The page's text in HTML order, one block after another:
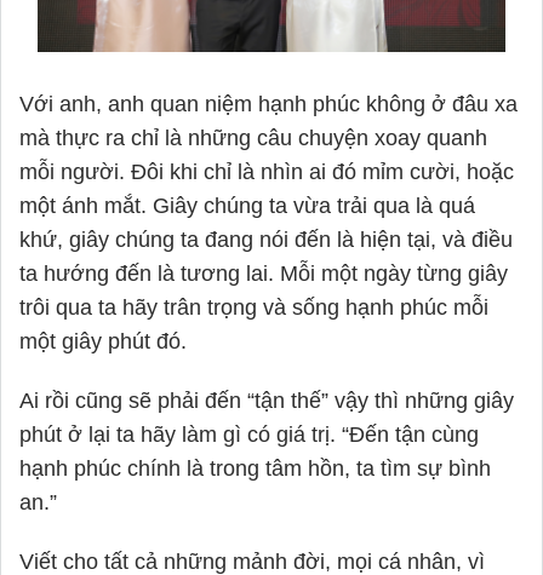
Với anh, anh quan niệm hạnh phúc không ở đâu xa
mà thực ra chỉ là những câu chuyện xoay quanh
mỗi người. Đôi khi chỉ là nhìn ai đó mỉm cười, hoặc
một ánh mắt. Giây chúng ta vừa trải qua là quá
khứ, giây chúng ta đang nói đến là hiện tại, và điều
ta hướng đến là tương lai. Mỗi một ngày từng giây
trôi qua ta hãy trân trọng và sống hạnh phúc mỗi
một giây phút đó.
Ai rồi cũng sẽ phải đến “tận thế” vậy thì những giây
phút ở lại ta hãy làm gì có giá trị. “Đến tận cùng
hạnh phúc chính là trong tâm hồn, ta tìm sự bình
an.”
Viết cho tất cả những mảnh đời, mọi cá nhân, vì